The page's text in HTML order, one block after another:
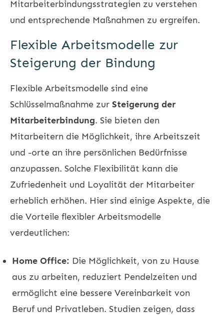
Mitarbeiterbindungsstrategien zu verstehen
und entsprechende Maßnahmen zu ergreifen.
Flexible Arbeitsmodelle zur
Steigerung der Bindung
Flexible Arbeitsmodelle sind eine
Schlüsselmaßnahme zur Steigerung der
Mitarbeiterbindung. Sie bieten den
Mitarbeitern die Möglichkeit, ihre Arbeitszeit
und -orte an ihre persönlichen Bedürfnisse
anzupassen. Solche Flexibilität kann die
Zufriedenheit und Loyalität der Mitarbeiter
erheblich erhöhen. Hier sind einige Aspekte, die
die Vorteile flexibler Arbeitsmodelle
verdeutlichen:
Home Office: Die Möglichkeit, von zu Hause
aus zu arbeiten, reduziert Pendelzeiten und
ermöglicht eine bessere Vereinbarkeit von
Beruf und Privatleben. Studien zeigen, dass